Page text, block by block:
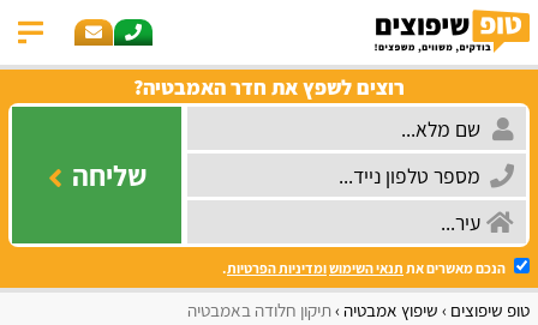
רוצים לשפץ את חדר האמבטיה?
שליחה
הנכם מאשרים את תנאי השימושומדיניות הפרטיות.
טופ שיפוצים שיפוץ אמבטיה תיקון חלודה באמבטיה